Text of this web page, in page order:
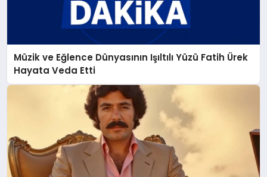
Müzik ve Eğlence Dünyasının Işıltılı Yüzü Fatih Ürek
Hayata Veda Etti